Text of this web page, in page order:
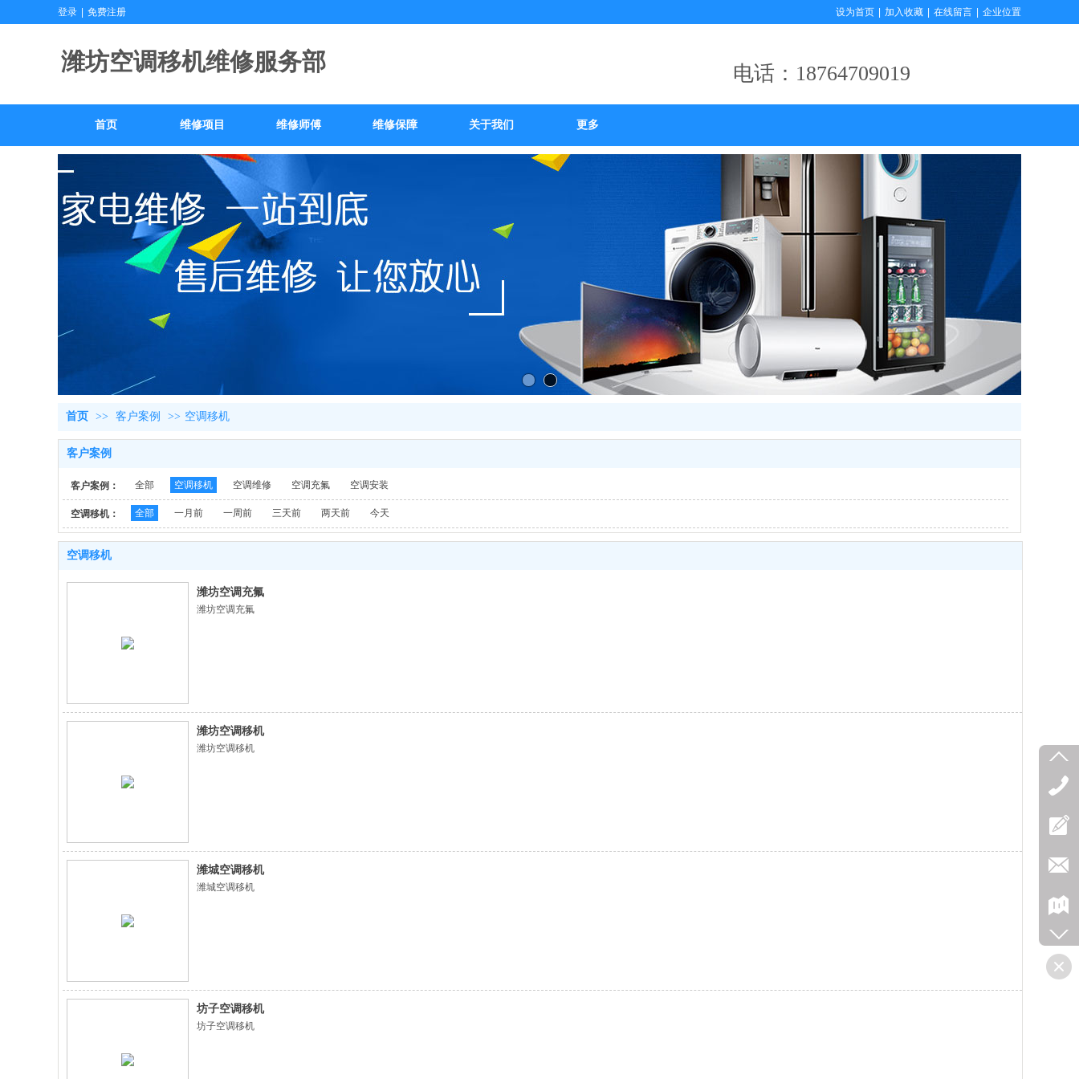
潍坊空调移机维修服务部 电话：18764709019
登录 免费注册 设为首页 加入收藏 在线留言 企业位置
首页 维修项目 维修师傅 维修保障 关于我们 更多
首页 >> 客户案例 >> 空调移机
客户案例
客户案例： 全部 空调移机 空调维修 空调充氟 空调安装
空调移机： 全部 一月前 一周前 三天前 两天前 今天
空调移机
潍坊空调充氟
潍坊空调充氟
潍坊空调移机
潍坊空调移机
潍城空调移机
潍城空调移机
坊子空调移机
坊子空调移机